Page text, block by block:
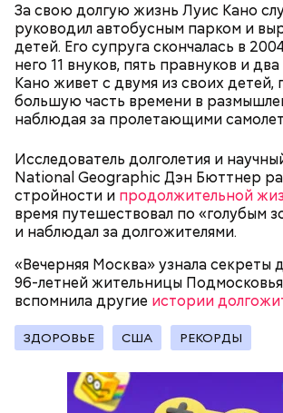
За свою долгую жизнь Луис Кано
руководил автобусным парком и
детей. Его супруга скончалась в
него 11 внуков, пять правнуков и
Кано живет с двумя из своих детей,
большую часть времени в
наблюдая за пролетающими
Исследователь долголетия и
National Geographic Дэн Бюттнер
стройности и продолжительной
время путешествовал по «голубым
и наблюдал за долгожителями.
«Вечерняя Москва» узнала секреты
96-летней жительницы
вспомнила другие истории
ЗДОРОВЬЕ США РЕКОРДЫ
В Международный день холостяка
без пары видятся со своими
вечеринки, играют в видеоигры и
это возможно, ведь может быть и
они уже не будут холостяками.
Ингредиенты:
беременным, кормящим
людям с ослабленной иммунной
пожилым;
детям.